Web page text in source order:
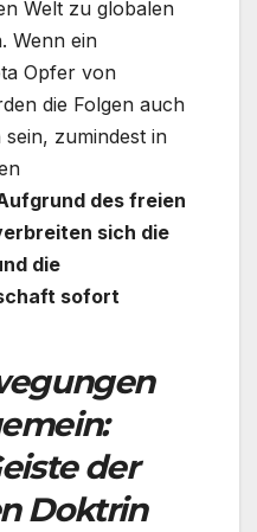
Welt zu globalen
Wenn ein
Opfer von
die Folgen auch
zumindest in
des freien
sich die
die
sofort
der
Doktrin